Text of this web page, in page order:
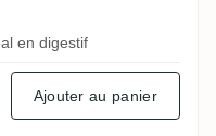
en digestif
Ajouter au panier